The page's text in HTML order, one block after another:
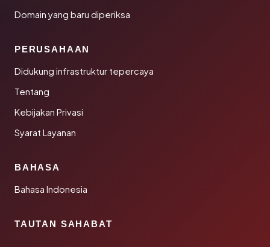
Domain yang baru diperiksa
PERUSAHAAN
Didukung infrastruktur tepercaya
Tentang
Kebijakan Privasi
Syarat Layanan
BAHASA
Bahasa Indonesia
TAUTAN SAHABAT